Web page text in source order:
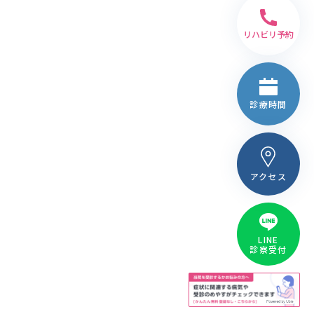
リハビリ予約
診療時間
アクセス
LINE
診察受付